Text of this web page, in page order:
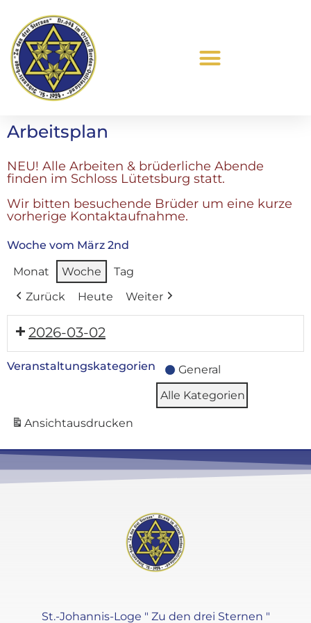
Arbeitsplan
NEU! Alle Arbeiten & brüderliche Abende
finden im Schloss Lütetsburg statt.
Wir bitten besuchende Brüder um eine kurze
vorherige Kontaktaufnahme.
Woche vom März 2nd
Monat
Woche
Tag
Zurück
Heute Weiter
2026-03-02
Veranstaltungskategorien
General
Alle Kategorien
Ansichtausdrucken
St.-Johannis-Loge " Zu den drei Sternen "